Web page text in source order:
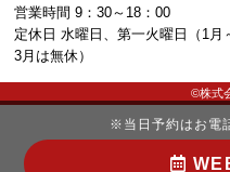
営業時間 9：30～18：00
定休日 水曜日、第一火曜日（1月
3月は無休）
©株式
※当日予約はお電